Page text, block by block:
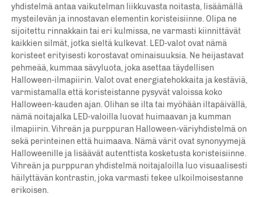
yhdistelmä antaa vaikutelman liikkuvasta noitasta, lisäämällä
mysteilevän ja innostavan elementin koristeisiinne. Olipa ne
sijoitettu rinnakkain tai eri kulmissa, ne varmasti kiinnittävät
kaikkien silmät, jotka sieltä kulkevat. LED-valot ovat nämä
koristeet erityisesti korostavat ominaisuuksia. Ne heijastavat
pehmeää, kummaa sävyluota, joka asettaa täydellisen
Halloween-ilmapiirin. Valot ovat energiatehokkaita ja kestäviä,
varmistamalla että koristeistanne pysyvät valoissa koko
Halloween-kauden ajan. Olihan se ilta tai myöhään iltapäivällä,
nämä noitajalka LED-valoilla luovat huimaavan ja kumman
ilmapiirin. Vihreän ja purppuran Halloween-väriyhdistelmä on
sekä perinteinen että huimaava. Nämä värit ovat synonyymejä
Halloweenille ja lisäävät autenttista kosketusta koristeisiinne.
Vihreän ja purppuran yhdistelmä noitajaloilla luo visuaalisesti
häilyttävän kontrastin, joka varmasti tekee ulkoilmoisestanne
erikoisen.